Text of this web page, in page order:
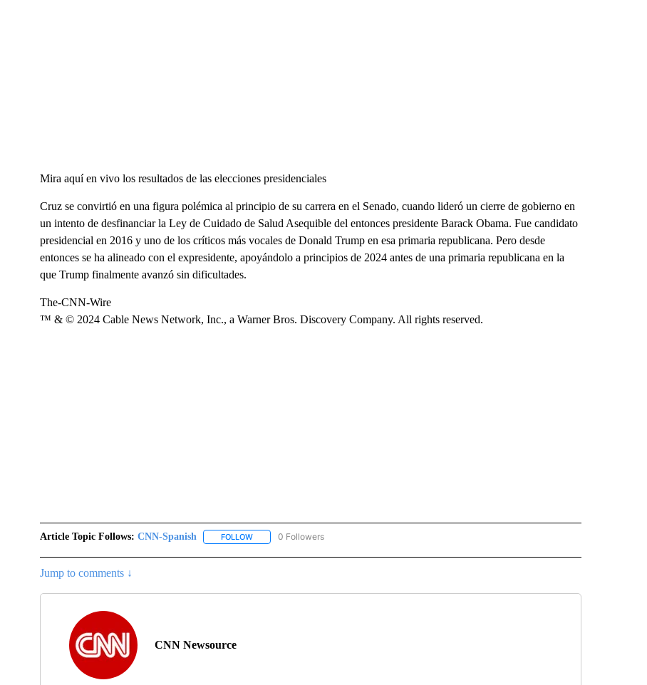
Mira aquí en vivo los resultados de las elecciones presidenciales
Cruz se convirtió en una figura polémica al principio de su carrera en el Senado, cuando lideró un cierre de gobierno en
un intento de desfinanciar la Ley de Cuidado de Salud Asequible del entonces presidente Barack Obama. Fue candidato
presidencial en 2016 y uno de los críticos más vocales de Donald Trump en esa primaria republicana. Pero desde
entonces se ha alineado con el expresidente, apoyándolo a principios de 2024 antes de una primaria republicana en la
que Trump finalmente avanzó sin dificultades.
The-CNN-Wire
™ & © 2024 Cable News Network, Inc., a Warner Bros. Discovery Company. All rights reserved.
Article Topic Follows: CNN-Spanish FOLLOWFOLLOW "CNN-SPANISH" TO RECEIVE NOTIFICATIONS ABOUT NEW PAGES ON "CNN-SPANISH".
0 Followers
Jump to comments ↓
CNN Newsource